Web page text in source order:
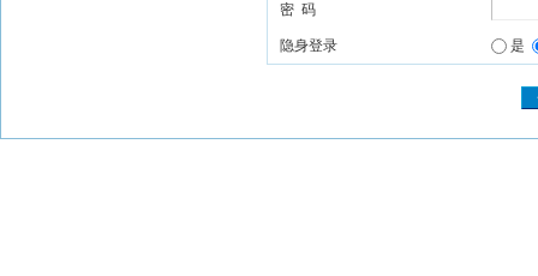
密 码
隐身登录 是